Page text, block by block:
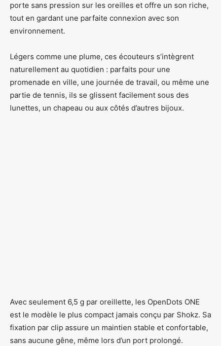
porte sans pression sur les oreilles et offre un son riche,
tout en gardant une parfaite connexion avec son
environnement.
Légers comme une plume, ces écouteurs s’intègrent
naturellement au quotidien : parfaits pour une
promenade en ville, une journée de travail, ou même une
partie de tennis, ils se glissent facilement sous des
lunettes, un chapeau ou aux côtés d’autres bijoux.
Avec seulement 6,5 g par oreillette, les OpenDots ONE
est le modèle le plus compact jamais conçu par Shokz. Sa
fixation par clip assure un maintien stable et confortable,
sans aucune gêne, même lors d’un port prolongé.